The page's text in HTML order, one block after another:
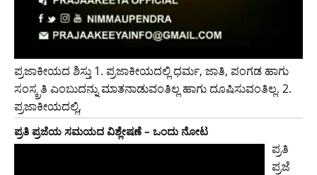
ಪ್ರಜಾಕೀಯದ ಶಿಸ್ತು 1. ಪ್ರಜಾಕೀಯದಲ್ಲಿ ಧರ್ಮ, ಜಾತಿ, ಪಂಗಡ ಹಾಗು
ಸಂಸ್ಕ್ರತಿ ಎಂಬುದನ್ನು ಮಾತನಾಡುವಂತಿಲ್ಲ ಹಾಗು ದೂಷಿಸುವಂತಿಲ್ಲ. 2.
ಪ್ರಜಾಕೀಯದಲ್ಲಿ,
ಪ್ರತಿ ಪ್ರಜೆಯ ಸಮಯದ ವಿಶ್ಲೇಷಣೆ – ಒಂದು ನೋಟ
ಪ್ರತಿ
ಪ್ರಜೆ